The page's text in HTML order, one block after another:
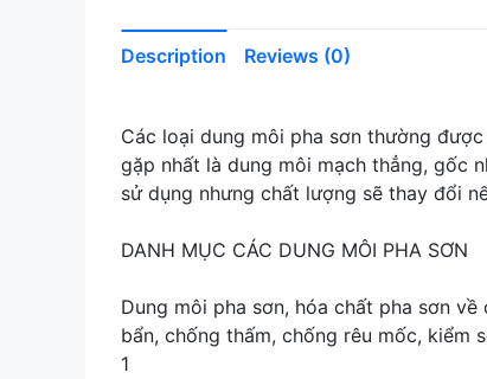
Description Reviews (0)
Các loại dung môi pha sơn thường
gặp nhất là dung môi mạch thẳng, gốc
sử dụng nhưng chất lượng sẽ thay đổi
DANH MỤC CÁC DUNG MÔI PHA SƠN
Dung môi pha sơn, hóa chất pha sơn
bẩn, chống thấm, chống rêu mốc,
1